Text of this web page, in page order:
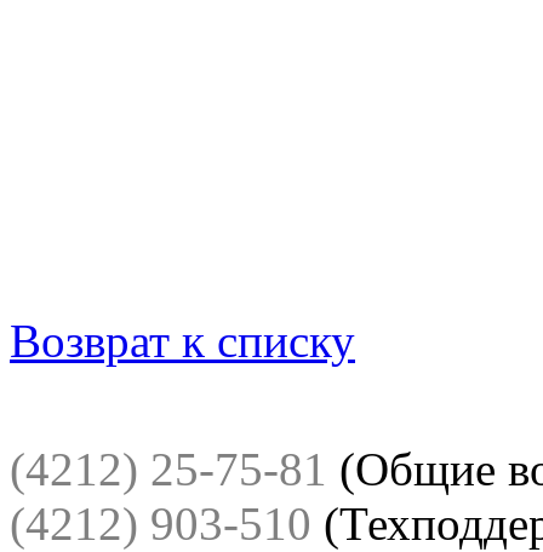
Возврат к списку
(4212) 25-75-81 (Общие
(4212) 903-510